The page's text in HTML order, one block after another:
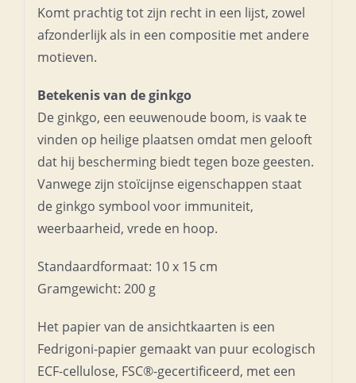
Komt prachtig tot zijn recht in een lijst, zowel
afzonderlijk als in een compositie met andere
motieven.
Betekenis van de ginkgo
De ginkgo, een eeuwenoude boom, is vaak te
vinden op heilige plaatsen omdat men gelooft
dat hij bescherming biedt tegen boze geesten.
Vanwege zijn stoïcijnse eigenschappen staat
de ginkgo symbool voor immuniteit,
weerbaarheid, vrede en hoop.
Standaardformaat: 10 x 15 cm
Gramgewicht: 200 g
Het papier van de ansichtkaarten is een
Fedrigoni-papier gemaakt van puur ecologisch
ECF-cellulose, FSC®-gecertificeerd, met een